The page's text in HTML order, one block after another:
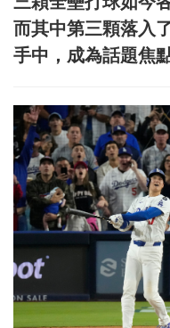
而其中第三顆落入
手中，成為話題焦點